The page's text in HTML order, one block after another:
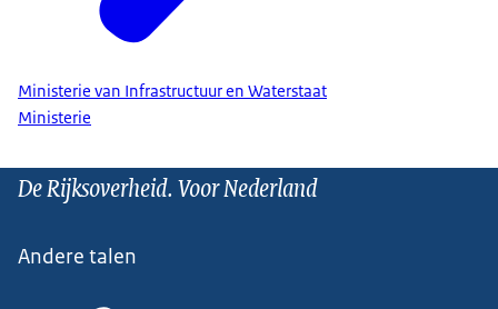
Ministerie van Infrastructuur en Waterstaat
Ministerie
De Rijksoverheid. Voor Nederland
Andere talen